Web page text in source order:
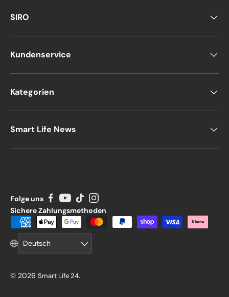
SIRO
Kundenservice
Kategorien
Smart Life News
Sprache
Deutsch
Folge uns
Sichere Zahlungsmethoden
Zahlungsmethoden
Klarna
© 2026 Smart Life 24.